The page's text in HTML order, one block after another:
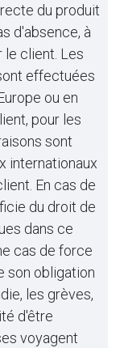
du produit
d'absence, à
le client. Les
effectuées
ou en
pour les
sont
internationaux
En cas de
du droit de
dans ce
cas de force
son obligation
les grèves,
d'être
voyagent